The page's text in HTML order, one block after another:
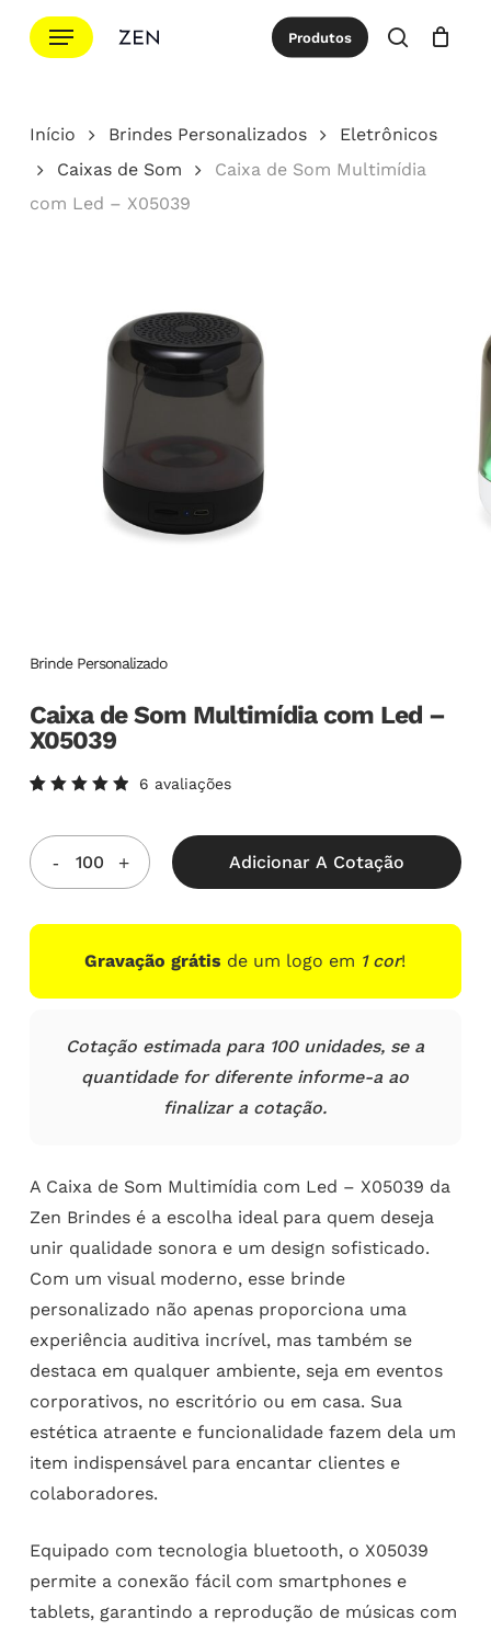
para
principal
Menu Produtos
procurar
Cotação Close
Início Brindes Personalizados
Eletrônicos
Caixas de Som
Caixa de Som Multimídia
com Led – X05039
Brinde Personalizado
Caixa de Som Multimídia com Led –
X05039
5.00de
5, com
baseado
em
clientes
6 avaliações
Adicionar A Cotação
Gravação grátis de um logo em 1 cor!
Cotação estimada para 100 unidades, se a
quantidade for diferente informe-a ao
finalizar a cotação.
A Caixa de Som Multimídia com Led – X05039 da
Zen Brindes é a escolha ideal para quem deseja
unir qualidade sonora e um design sofisticado.
Com um visual moderno, esse brinde
personalizado não apenas proporciona uma
experiência auditiva incrível, mas também se
destaca em qualquer ambiente, seja em eventos
corporativos, no escritório ou em casa. Sua
estética atraente e funcionalidade fazem dela um
item indispensável para encantar clientes e
colaboradores.
Equipado com tecnologia bluetooth, o X05039
permite a conexão fácil com smartphones e
tablets, garantindo a reprodução de músicas com